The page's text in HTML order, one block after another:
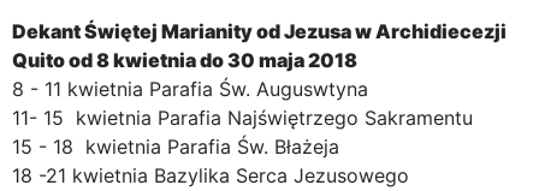
Dekant Świętej Marianity od Jezusa w Archidiecezji
Quito od 8 kwietnia do 30 maja 2018
8 - 11 kwietnia Parafia Św. Auguswtyna
11- 15 kwietnia Parafia Najświętrzego Sakramentu
15 - 18 kwietnia Parafia Św. Błażeja
18 -21 kwietnia Bazylika Serca Jezusowego